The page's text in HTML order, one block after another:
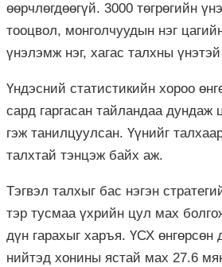
өөрчлөгдөөгүй. 3000 төгрөгийн
тооцвол, монголчуудын нэг
үнэлэмж нэг, хагас талхны
Үндэсний статистикийн хороо
сард гаргасан тайландаа дундаж
гэж танилцуулсан. Үүнийг
талхтай тэнцэж байх аж.
Тэгвэл талхыг бас нэгэн
тэр тусмаа үхрийн цул мах
дүн гарахыг харъя. ҮСХ өнгөрсөн
нийтэд хонины ястай мах 27.6